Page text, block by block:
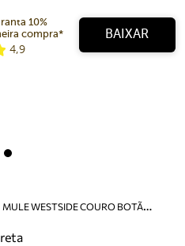
10%
compra*
4,9
BAIXAR
M
ULE WESTSIDE COURO BOTÃO PRETA